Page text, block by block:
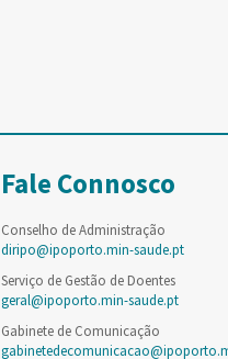
Fale Connosco
Conselho de Administração
diripo@ipoporto.min-saude.pt
Serviço de Gestão de Doentes
geral@ipoporto.min-saude.pt
Gabinete de Comunicação